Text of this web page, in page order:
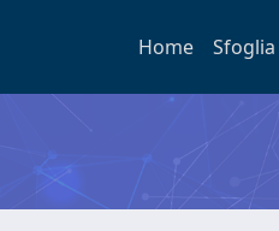
Home Sfoglia